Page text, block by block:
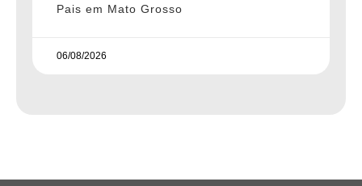
Pais em Mato Grosso
06/08/2026